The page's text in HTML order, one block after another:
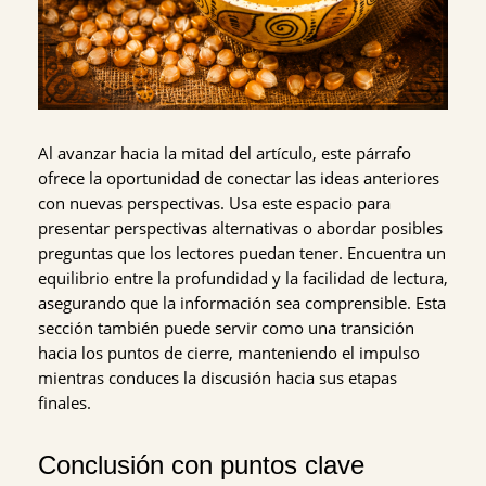
Al avanzar hacia la mitad del artículo, este párrafo
ofrece la oportunidad de conectar las ideas anteriores
con nuevas perspectivas. Usa este espacio para
presentar perspectivas alternativas o abordar posibles
preguntas que los lectores puedan tener. Encuentra un
equilibrio entre la profundidad y la facilidad de lectura,
asegurando que la información sea comprensible. Esta
sección también puede servir como una transición
hacia los puntos de cierre, manteniendo el impulso
mientras conduces la discusión hacia sus etapas
finales.
Conclusión con puntos clave